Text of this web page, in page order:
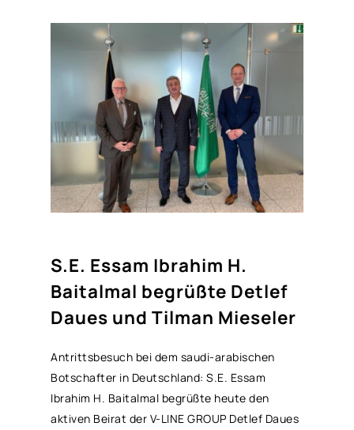
S.E. Essam Ibrahim H.
Baitalmal begrüßte Detlef
Daues und Tilman Mieseler
Antrittsbesuch bei dem saudi-arabischen
Botschafter in Deutschland: S.E. Essam
Ibrahim H. Baitalmal begrüßte heute den
aktiven Beirat der V-LINE GROUP Detlef Daues